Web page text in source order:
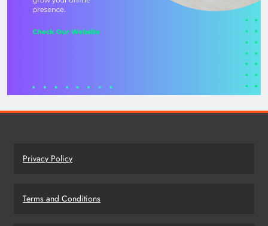
Privacy Policy
Terms and Conditions